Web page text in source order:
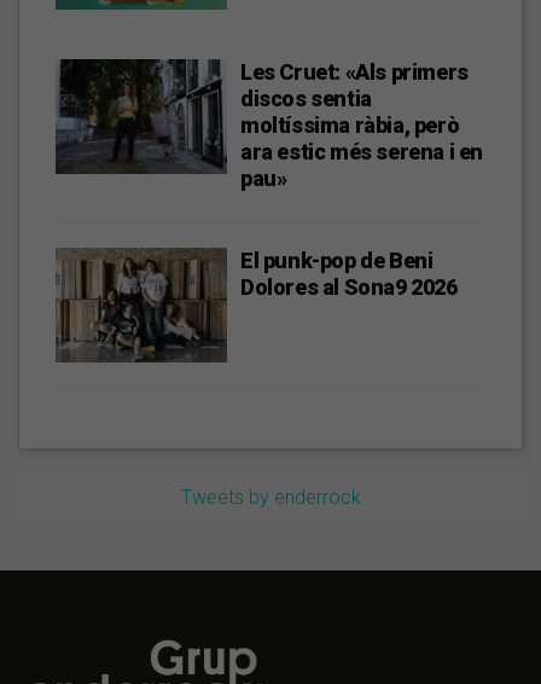
Les Cruet: «Als primers
discos sentia
moltíssima ràbia, però
ara estic més serena i en
pau»
El punk-pop de Beni
Dolores al Sona9 2026
Tweets by enderrock